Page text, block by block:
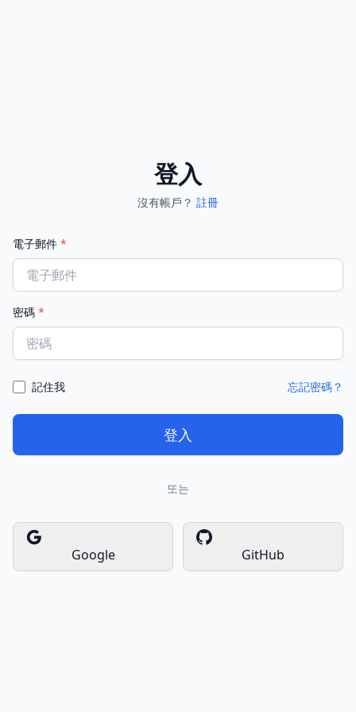
登入
沒有帳戶？ 註冊
電子郵件 *
密碼 *
記住我 忘記密碼？
登入
또는
Google GitHub